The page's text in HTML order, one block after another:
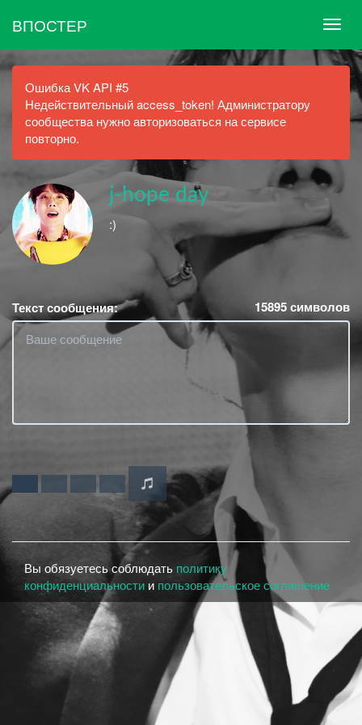
ВПОСТЕР
Ошибка VK API #5
Недействительный access_token! Администратору
сообщества нужно авторизоваться на сервисе
повторно.
j-hope day
:)
Текст сообщения: 15895символов
Вы обязуетесь соблюдать политику
конфиденциальности и пользовательское соглашение